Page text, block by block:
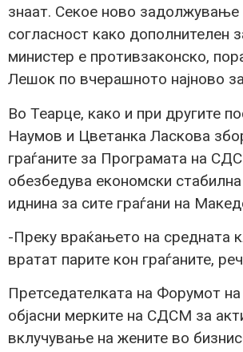
знаат. Секое ново задолжување
согласност како дополнителен
министер е противзаконско,
Лешок по вчерашното најново
Во Теарце, како и при другите
Наумов и Цветанка Ласкова
граѓаните за Програмата на
обезбедува економски
иднина за сите граѓани на
-Преку враќањето на средната
вратат парите кон граѓаните,
Претседателката на Форумот
објасни мерките на СДСМ за
вклучување на жените во